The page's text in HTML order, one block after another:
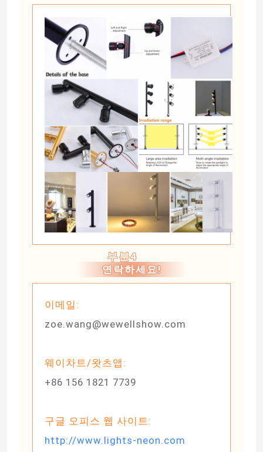
부분4
연락하세요!
이메일:
zoe.wang@wewellshow.com
웨이차트/왓츠앱:
+86 156 1821 7739
구글 오피스 웹 사이트:
http://www.lights-neon.com